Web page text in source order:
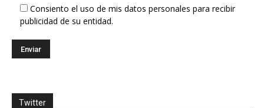
Consiento el uso de mis datos personales para recibir
publicidad de su entidad.
Twitter